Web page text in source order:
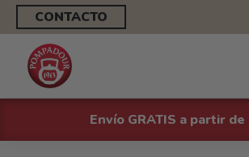
CONTACTO
Envío GRATIS a partir